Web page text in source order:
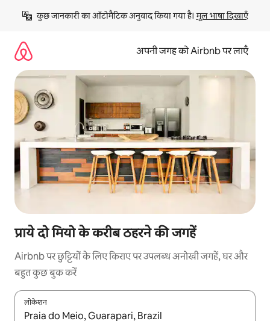
छोड़कर
कॉन्टेंट
कुछ जानकारी का ऑटोमैटिक अनुवाद किया गया है। मूल भाषा दिखाएँ
अपनी जगह को Airbnb पर लाएँ
प्राये दो मियो के करीब ठहरने की जगहें
Airbnb पर छुट्टियों के लिए किराए पर उपलब्ध अनोखी जगहें, घर और
बहुत कुछ बुक करें
लोकेशन
नतीजों के उपलब्ध होने पर, अप और डाउन 'ऐरो की' का इस्तेमाल करके नेविगेट